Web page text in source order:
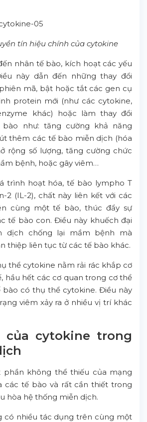
tín hiệu chính của cytokine
nhân tế bào, kích hoạt các yếu
này dẫn đến những thay đổi
mã, bật hoặc tắt các gen cụ
protein mới (như các cytokine,
khác) hoặc làm thay đổi
như: tăng cường khả năng
thêm các tế bào miễn dịch (hóa
rộng số lượng, tăng cường chức
bệnh, hoặc gây viêm…
trình hoạt hóa, tế bào lympho T
2 (IL-2), chất này liên kết với các
cùng một tế bào, thúc đẩy sự
tế bào con. Điều này khuếch đại
dịch chống lại mầm bệnh mà
thiệp liên tục từ các tế bào khác.
thể cytokine nằm rải rác khắp cơ
hầu hết các cơ quan trong cơ thể
bào có thụ thể cytokine. Điều này
viêm xảy ra ở nhiều vị trí khác
của cytokine trong
phần không thể thiếu của mạng
các tế bào và rất cần thiết trong
hòa hệ thống miễn dịch.
có nhiều tác dụng trên cùng một